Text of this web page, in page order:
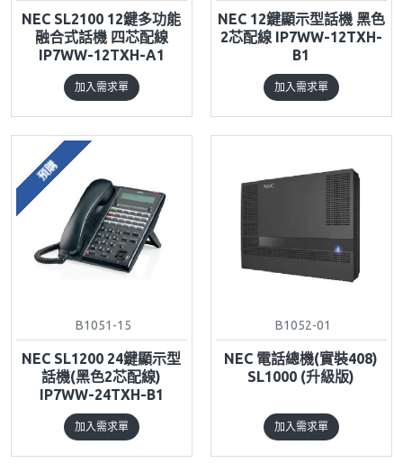
NEC SL2100 12鍵多功能
融合式話機 四芯配線
IP7WW-12TXH-A1
加入需求單
NEC 12鍵顯示型話機 黑色
2芯配線 IP7WW-12TXH-
B1
加入需求單
預購
B1051-15
NEC SL1200 24鍵顯示型
話機(黑色2芯配線)
IP7WW-24TXH-B1
加入需求單
B1052-01
NEC 電話總機(實裝408)
SL1000 (升級版)
加入需求單